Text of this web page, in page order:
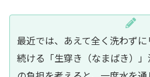
最近では、あえて全く洗わず
続ける「生穿き（なまばき）